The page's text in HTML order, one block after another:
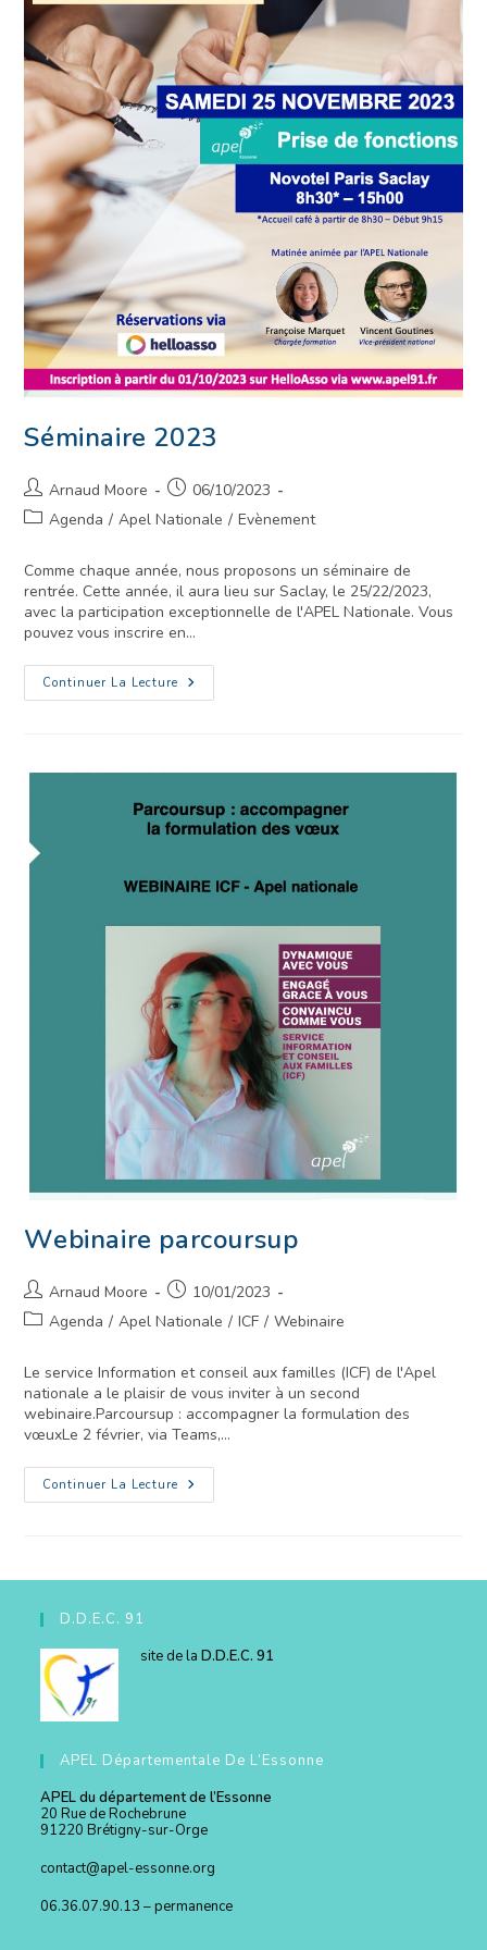
Séminaire 2023
Arnaud Moore
06/10/2023
Agenda / Apel Nationale / Evènement
Comme chaque année, nous proposons un séminaire de
rentrée. Cette année, il aura lieu sur Saclay, le 25/22/2023,
avec la participation exceptionnelle de l'APEL Nationale. Vous
pouvez vous inscrire en…
Continuer La Lecture
Webinaire parcoursup
Arnaud Moore
10/01/2023
Agenda / Apel Nationale / ICF / Webinaire
Le service Information et conseil aux familles (ICF) de l'Apel
nationale a le plaisir de vous inviter à un second
webinaire.Parcoursup : accompagner la formulation des
vœuxLe 2 février, via Teams,…
Continuer La Lecture
D.D.E.C. 91
site de la D.D.E.C. 91
APEL Départementale De L’Essonne
APEL du département de l’Essonne
20 Rue de Rochebrune
91220 Brétigny-sur-Orge
contact@apel-essonne.org
06.36.07.90.13 – permanence